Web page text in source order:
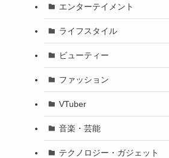
エンターテイメント
ライフスタイル
ビューティー
ファッション
VTuber
音楽・芸能
テクノロジー・ガジェット